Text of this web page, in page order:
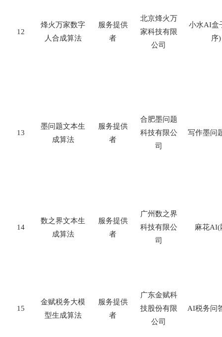
12
烽火万家数字
人合成算法
服务提供
者
北京烽火万
家科技有限
公司
小水AI盒
序)
13
墨问题文本生
成算法
服务提供
者
合肥墨问题
科技有限公
司
写作墨问
14
数之界文本生
成算法
服务提供
者
广州数之界
科技有限公
司
麻花AI(
15
金赋税务大模
型生成算法
服务提供
者
广东金赋科
技股份有限
公司
AI税务问